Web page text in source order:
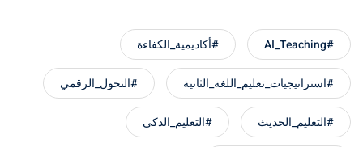
#AI_Teaching #أكاديمية_الكفاءة
#استراتيجيات_تعليم_اللغة_الثانية #التحول_الرقمي
#التعليم_الحديث #التعليم_الذكي